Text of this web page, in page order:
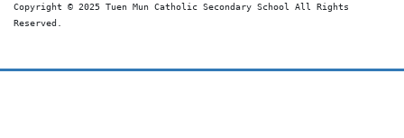
Copyright © 2025 Tuen Mun Catholic Secondary School All Rights
Reserved.